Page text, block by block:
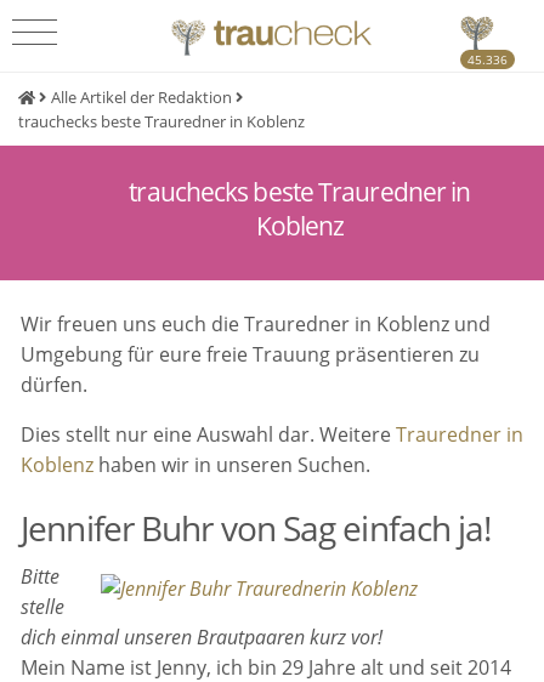
45.336
Alle Artikel der Redaktion
trauchecks beste Trauredner in Koblenz
trauchecks beste Trauredner in
Koblenz
Wir freuen uns euch die Trauredner in Koblenz und
Umgebung für eure freie Trauung präsentieren zu
dürfen.
Dies stellt nur eine Auswahl dar. WeitereTrauredner in
Koblenz haben wir in unseren Suchen.
Jennifer Buhr von Sag einfach ja!
Bitte
stelle
dich einmal unseren Brautpaaren kurz vor!
Mein Name ist Jenny, ich bin 29 Jahre alt und seit 2014